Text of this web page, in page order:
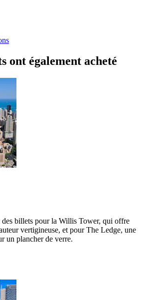
ont également acheté
billets pour la Willis Tower, qui offre
vertigineuse, et pour The Ledge, une
un plancher de verre.